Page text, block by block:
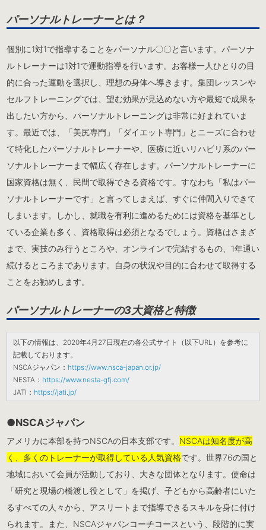
パーソナルトレーナーとは？
個別に1対1で指導することをパーソナル〇〇と言います。パーソナ
ルトレーナーは1対1で運動指導を行います。お客様一人ひとりの目
的に合った運動を選択し、理想の身体へ導きます。集団レッスンや
セルフトレーニングでは、望む効果が見込めない方や最短で成果を
出したい方から、パーソナルトレーニングは非常に好まれていま
す。最近では、「美尻専門」「ダイエット専門」とニーズに合わせ
て特化したパーソナルトレーナーや、医療に近いリハビリ系のパー
ソナルトレーナーまで幅広く存在します。パーソナルトレーナーに
国家資格は無く、民間で取得できる資格です。すなわち「私はパー
ソナルトレーナーです」と言ってしまえば、すぐに仲間入りできて
しまいます。しかし、就職を有利に進めるためには資格を基準とし
ている企業も多く、資格取得は必須となるでしょう。資格はさまざ
まで、実技のみ行うところや、オンラインで完結するもの、1年通い
続けるところまであります。自身の状況や目的に合わせて取得する
ことをお勧めします。
パーソナルトレーナーの3大資格と特徴
以下の情報は、2020年4月27日現在の各公式サイト（以下URL）を参考に
記載しております。
NSCAジャパン： https://www.nsca-japan.or.jp/
NESTA： https://www.nesta-gfj.com/
JATI： https://jati.jp/
●NSCAジャパン
アメリカに本部を持つNSCAの日本支部です。 NSCAは知名度が高
く、多くのトレーナーが取得している人気資格です。世界76の国と
地域において会員が活動しており、大きな団体となります。使命は
「研究と現場の橋渡し役として」を掲げ、子どもから高齢者にいた
るすべての人々から、アスリートまで指導できるスキルを身に付け
られます。また、NSCAジャパンコーチコースという、段階的に実